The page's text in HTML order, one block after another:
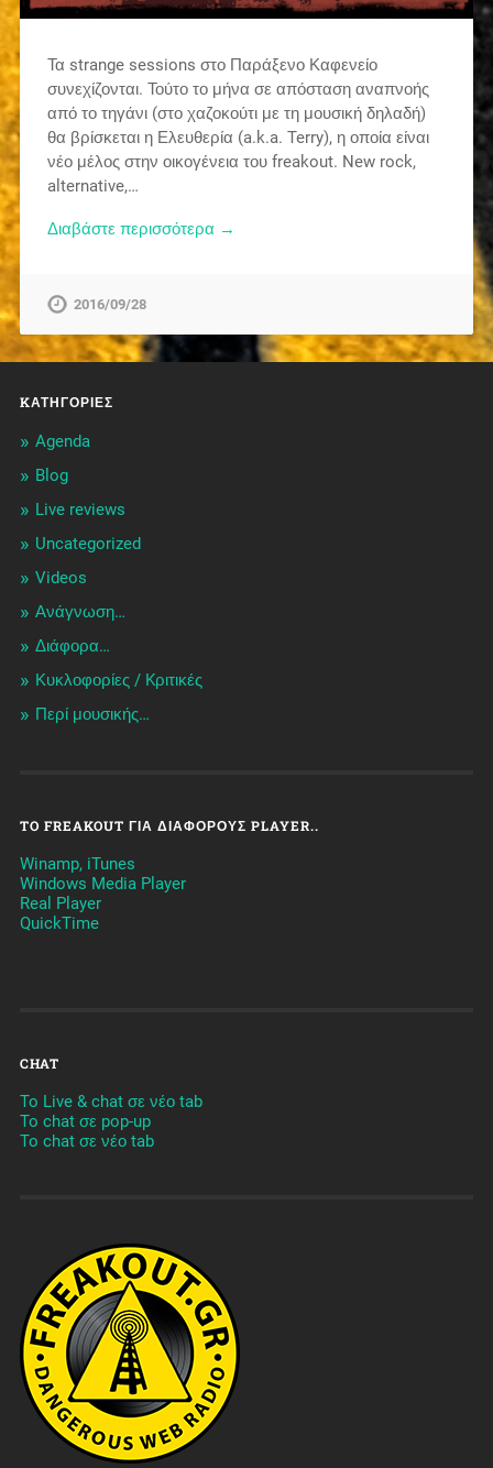
Τα strange sessions στο Παράξενο Καφενείο
συνεχίζονται. Τούτο το μήνα σε απόσταση αναπνοής
από το τηγάνι (στο χαζοκούτι με τη μουσική δηλαδή)
θα βρίσκεται η Ελευθερία (a.k.a. Terry), η οποία είναι
νέο μέλος στην οικογένεια του freakout. New rock,
alternative,…
Διαβάστε περισσότερα →
2016/09/28
KΑΤΗΓΟΡΊΕΣ
Agenda
Blog
Live reviews
Uncategorized
Videos
Ανάγνωση…
Διάφορα…
Κυκλοφορίες / Kριτικές
Περί μουσικής…
TO FREAKOUT ΓΙΑ ΔΙΆΦΟΡΟΥΣ PLAYER..
Winamp, iTunes
Windows Media Player
Real Player
QuickTime
CHAT
To Live & chat σε νέο tab
To chat σε pop-up
To chat σε νέο tab